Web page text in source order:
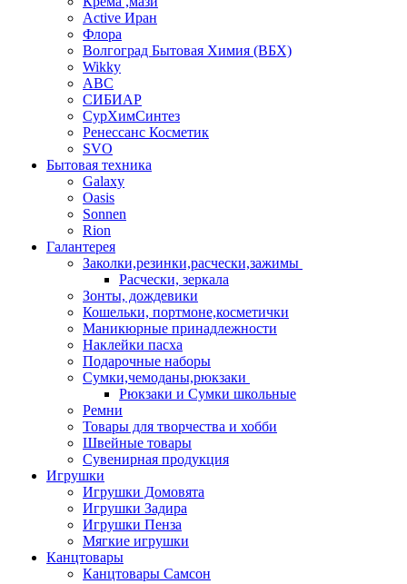
Аctive Иран
Флора
Волгоград Бытовая Химия (ВБХ)
Wikky
АВС
СИБИАР
СурХимСинтез
Ренессанс Косметик
SVO
Бытовая техника
Galaxy
Oasis
Sonnen
Rion
Галантерея
Заколки,резинки,расчески,зажимы
Расчески, зеркала
Зонты, дождевики
Кошельки, портмоне,косметички
Маникюрные принадлежности
Наклейки пасха
Подарочные наборы
Сумки,чемоданы,рюкзаки
Рюкзаки и Сумки школьные
Ремни
Товары для творчества и хобби
Швейные товары
Сувенирная продукция
Игрушки
Игрушки Домовята
Игрушки Задира
Игрушки Пенза
Мягкие игрушки
Канцтовары
Канцтовары Самсон